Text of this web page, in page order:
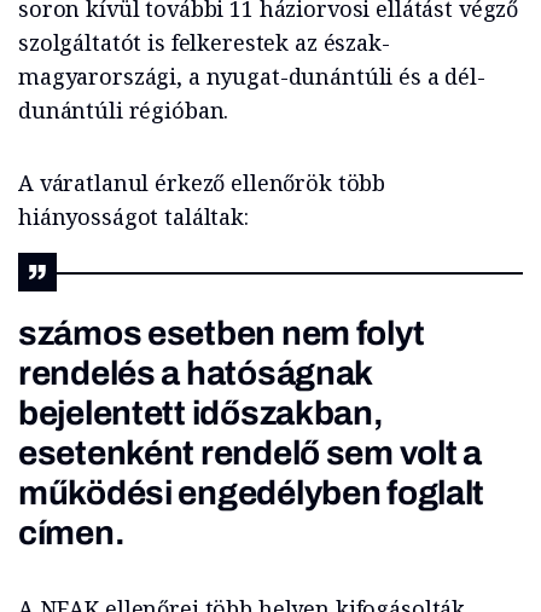
soron kívül további 11 háziorvosi ellátást végző
szolgáltatót is felkerestek az észak-
magyarországi, a nyugat-dunántúli és a dél-
dunántúli régióban.
A váratlanul érkező ellenőrök több
hiányosságot találtak:
számos esetben nem folyt
rendelés a hatóságnak
bejelentett időszakban,
esetenként rendelő sem volt a
működési engedélyben foglalt
címen.